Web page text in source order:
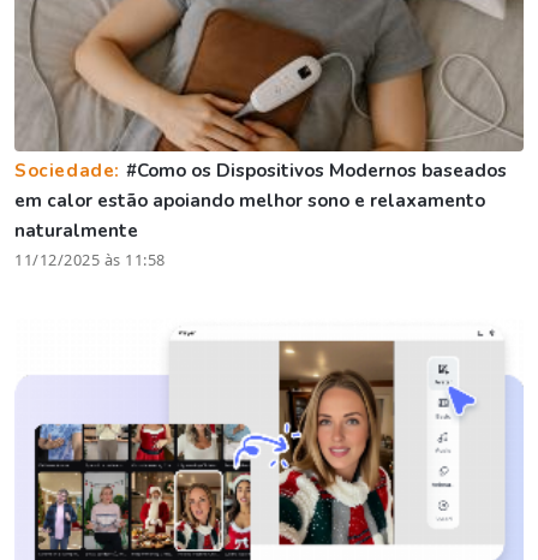
Sociedade: #Como os Dispositivos Modernos baseados
em calor estão apoiando melhor sono e relaxamento
naturalmente
11/12/2025 às 11:58